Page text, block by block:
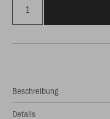
Beschreibung
Details